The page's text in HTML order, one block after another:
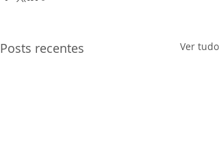
Posts recentes Ver tudo